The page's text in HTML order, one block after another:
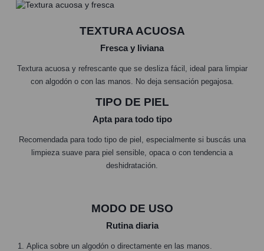
TEXTURA ACUOSA
Fresca y liviana
Textura acuosa y refrescante que se desliza fácil, ideal para limpiar
con algodón o con las manos. No deja sensación pegajosa.
TIPO DE PIEL
Apta para todo tipo
Recomendada para todo tipo de piel, especialmente si buscás una
limpieza suave para piel sensible, opaca o con tendencia a
deshidratación.
MODO DE USO
Rutina diaria
Aplica sobre un algodón o directamente en las manos.